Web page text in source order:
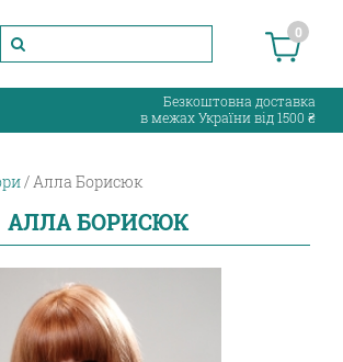
0
Безкоштовна доставка
в межах України від 1500 ₴
Алла Борисюк
АЛЛА БОРИСЮК